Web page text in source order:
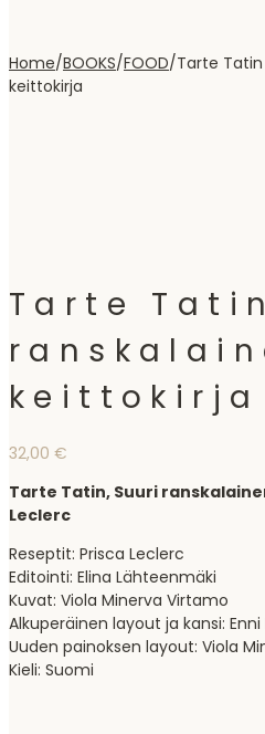
Home/BOOKS/FOOD/Tarte
keittokirja
Tarte
keittokirja
32,00 €
Tarte Tatin, Suuri
Leclerc
Reseptit: Prisca Leclerc
Editointi: Elina Lähteenmäki
Kuvat: Viola Minerva Virtamo
Alkuperäinen layout ja kansi:
Uuden painoksen layout: Viola
Kieli: Suomi